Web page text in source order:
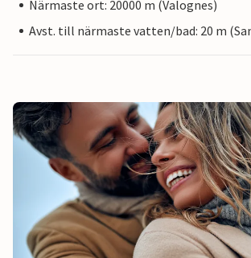
Närmaste ort: 20000 m (Valognes)
Avst. till närmaste vatten/bad: 20 m